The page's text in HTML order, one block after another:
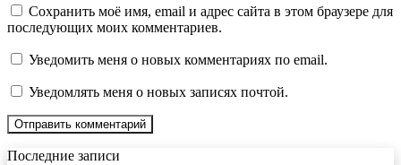
Сохранить моё имя, email и адрес сайта в этом браузере для
последующих моих комментариев.
Уведомить меня о новых комментариях по email.
Уведомлять меня о новых записях почтой.
Последние записи